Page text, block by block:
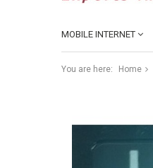
MOBILE INTERNET
You are here: Home